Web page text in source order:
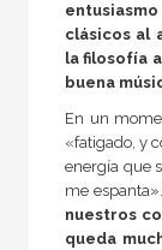
Moderna
Historia de la
Filosofía y
Contemporánea
Medieval
Ética
clásicos al
la filosofía
buena
En un
«fatigado, y
energía que
me espanta».
nuestros
queda